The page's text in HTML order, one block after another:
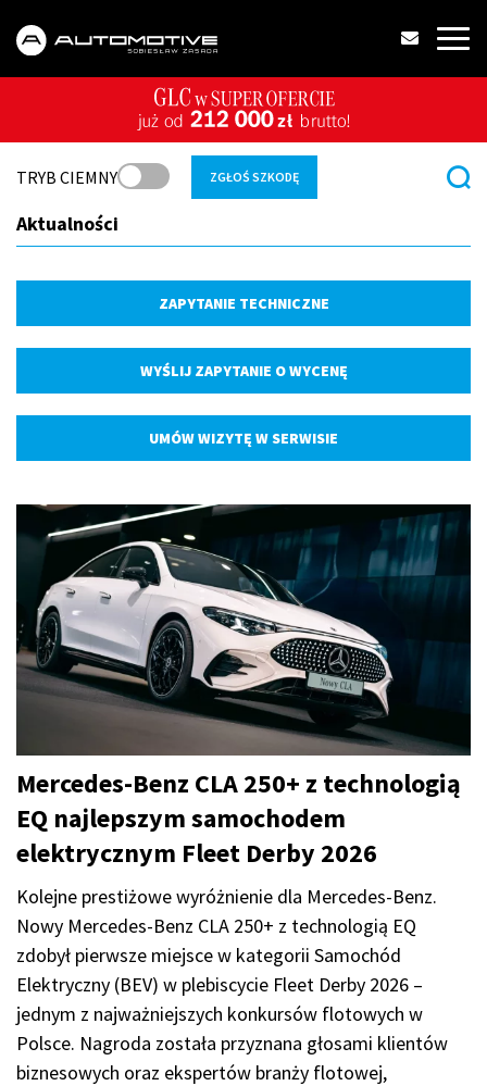
TRYB CIEMNY ZGŁOŚ SZKODĘ
Aktualności
ZAPYTANIE TECHNICZNE
WYŚLIJ ZAPYTANIE O WYCENĘ
UMÓW WIZYTĘ W SERWISIE
Mercedes-Benz CLA 250+ z technologią
EQ najlepszym samochodem
elektrycznym Fleet Derby 2026
Kolejne prestiżowe wyróżnienie dla Mercedes-Benz.
Nowy Mercedes-Benz CLA 250+ z technologią EQ
zdobył pierwsze miejsce w kategorii Samochód
Elektryczny (BEV) w plebiscycie Fleet Derby 2026 –
jednym z najważniejszych konkursów flotowych w
Polsce. Nagroda została przyznana głosami klientów
biznesowych oraz ekspertów branży flotowej,